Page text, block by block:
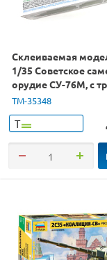
Склеиваемая
1/35 Советское
орудие СУ-76М, с
фигурами,
TM-35348
Т